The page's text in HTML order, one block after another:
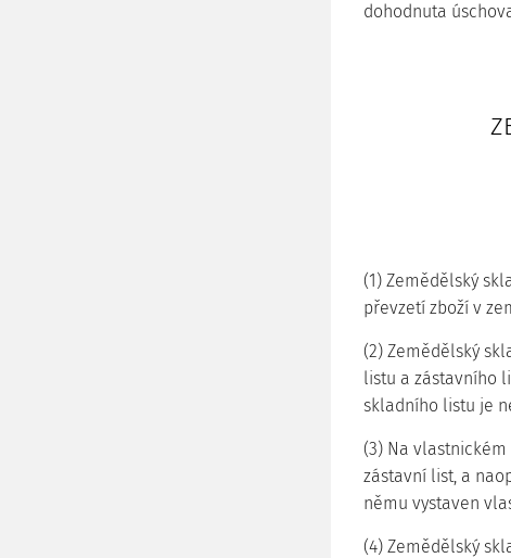
dohodnuta
(1) Zemědělský
převzetí zboží v
(2) Zemědělský
listu a zástavního
skladního listu je
(3) Na
zástavní list, a
němu vystaven
(4) Zemědělský